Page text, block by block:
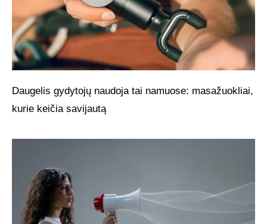
Daugelis gydytojų naudoja tai namuose: masažuokliai,
kurie keičia savijautą